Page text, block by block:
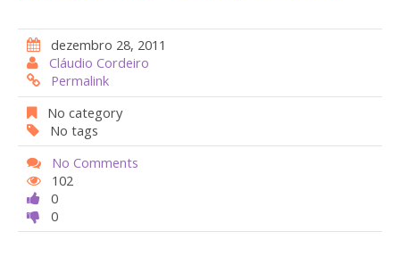
e
b
o
o
k
at
s
A
p
p
itt
er
er
st
dezembro 28, 2011
Cláudio Cordeiro
Permalink
No category
No tags
No Comments
102
0
0